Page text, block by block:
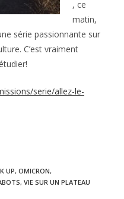
, ce
matin,
série passionnante sur
C’est vraiment
serie/allez-le-
UP, OMICRON,
, VIE SUR UN PLATEAU